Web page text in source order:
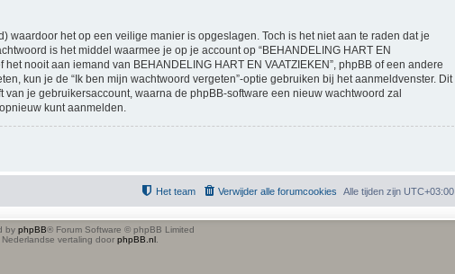
waardoor het op een veilige manier is opgeslagen. Toch is het niet aan te raden dat je
is het middel waarmee je op je account op “BEHANDELING HART EN
nooit aan iemand van BEHANDELING HART EN VAATZIEKEN”, phpBB of een andere
kun je de “Ik ben mijn wachtwoord vergeten”-optie gebruiken bij het aanmeldvenster. Dit
je gebruikersaccount, waarna de phpBB-software een nieuw wachtwoord zal
kunt aanmelden.
Alle tijden zijn UTC+03:00
Verwijder alle forumcookies
Het team
by phpBB® Forum Software © phpBB Limited
Nederlandse vertaling door phpBB.nl